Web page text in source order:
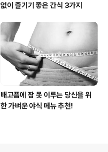
없이 즐기기 좋은 간식 3가지
배고픔에 잠 못 이루는 당신을 위
한 가벼운 야식 메뉴 추천!